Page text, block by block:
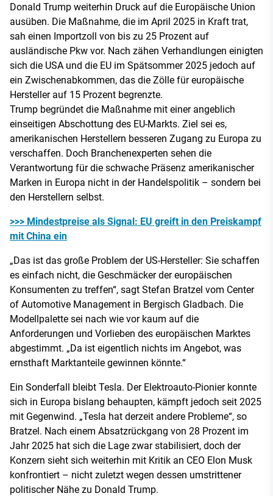
Donald Trump weiterhin Druck auf die Europäische Union
ausüben. Die Maßnahme, die im April 2025 in Kraft trat,
sah einen Importzoll von bis zu 25 Prozent auf
ausländische Pkw vor. Nach zähen Verhandlungen einigten
sich die USA und die EU im Spätsommer 2025 jedoch auf
ein Zwischenabkommen, das die Zölle für europäische
Hersteller auf 15 Prozent begrenzte.
Trump begründet die Maßnahme mit einer angeblich
einseitigen Abschottung des EU-Markts. Ziel sei es,
amerikanischen Herstellern besseren Zugang zu Europa zu
verschaffen. Doch Branchenexperten sehen die
Verantwortung für die schwache Präsenz amerikanischer
Marken in Europa nicht in der Handelspolitik – sondern bei
den Herstellern selbst.
>>> Mindestpreise als Signal: EU greift in den Preiskampf
mit China ein
„Das ist das große Problem der US-Hersteller: Sie schaffen
es einfach nicht, die Geschmäcker der europäischen
Konsumenten zu treffen“, sagt Stefan Bratzel vom Center
of Automotive Management in Bergisch Gladbach. Die
Modellpalette sei nach wie vor kaum auf die
Anforderungen und Vorlieben des europäischen Marktes
abgestimmt. „Da ist eigentlich nichts im Angebot, was
ernsthaft Marktanteile gewinnen könnte.“
Ein Sonderfall bleibt Tesla. Der Elektroauto-Pionier konnte
sich in Europa bislang behaupten, kämpft jedoch seit 2025
mit Gegenwind. „Tesla hat derzeit andere Probleme“, so
Bratzel. Nach einem Absatzrückgang von 28 Prozent im
Jahr 2025 hat sich die Lage zwar stabilisiert, doch der
Konzern sieht sich weiterhin mit Kritik an CEO Elon Musk
konfrontiert – nicht zuletzt wegen dessen umstrittener
politischer Nähe zu Donald Trump.